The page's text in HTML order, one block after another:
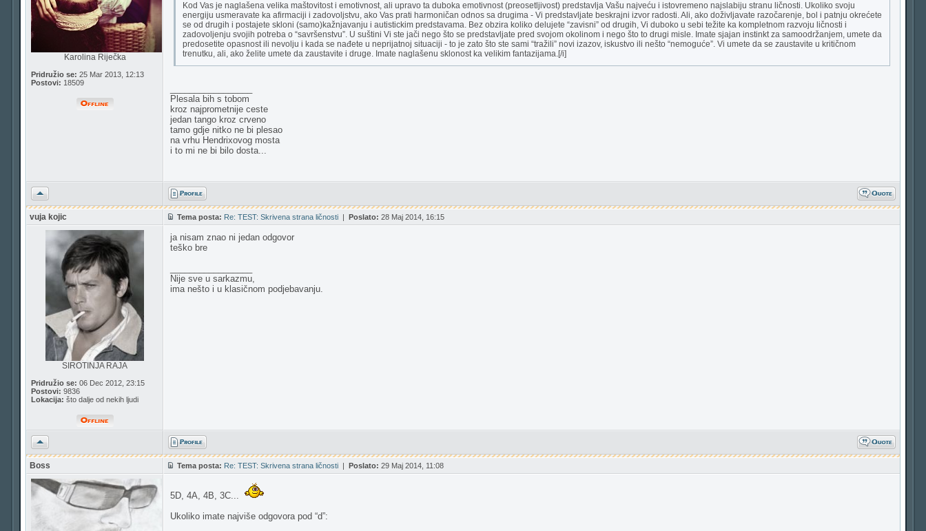
Karolina Riječka
Pridružio se: 25 Mar 2013, 12:13
Postovi: 18509
Kod Vas je naglašena velika maštovitost i emotivnost, ali upravo ta duboka emotivnost (preosetljivost) predstavlja Vašu najveću i istovremeno najslabiju stranu ličnosti. Ukoliko svoju
energiju usmeravate ka afirmaciji i zadovoljstvu, ako Vas prati harmoničan odnos sa drugima - Vi predstavljate beskrajni izvor radosti. Ali, ako doživljavate razočarenje, bol i patnju okrećete
se od drugih i postajete skloni (samo)kažnjavanju i autistickim predstavama. Bez obzira koliko delujete “zavisni” od drugih, Vi duboko u sebi težite ka kompletnom razvoju ličnosti i
zadovoljenju svojih potreba o “savršenstvu”. U suštini Vi ste jači nego što se predstavljate pred svojom okolinom i nego što to drugi misle. Imate sjajan instinkt za samoodržanjem, umete da
predosetite opasnost ili nevolju i kada se nađete u neprijatnoj situaciji - to je zato što ste sami “tražili” novi izazov, iskustvo ili nešto “nemoguće”. Vi umete da se zaustavite u kritičnom
trenutku, ali, ako želite umete da zaustavite i druge. Imate naglašenu sklonost ka velikim fantazijama.[/i]
Plesala bih s tobom
kroz najprometnije ceste
jedan tango kroz crveno
tamo gdje nitko ne bi plesao
na vrhu Hendrixovog mosta
i to mi ne bi bilo dosta...
Vrh
vuja kojic Tema posta: Re: TEST: Skrivena strana ličnosti | Poslato: 28 Maj 2014, 16:15
SIROTINJA RAJA
Pridružio se: 06 Dec 2012, 23:15
Postovi: 9836
Lokacija: što dalje od nekih ljudi
ja nisam znao ni jedan odgovor
teško bre
Nije sve u sarkazmu,
ima nešto i u klasičnom podjebavanju.
Vrh
Boss Tema posta: Re: TEST: Skrivena strana ličnosti | Poslato: 29 Maj 2014, 11:08
5D, 4A, 4B, 3C...
Ukoliko imate najviše odgovora pod “d”: